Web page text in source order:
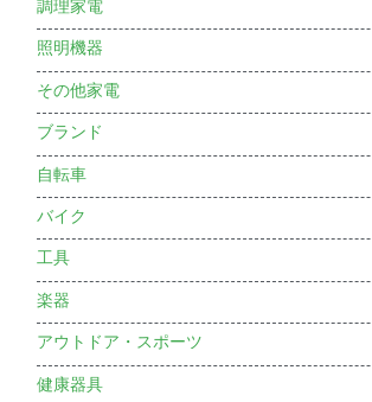
調理家電
照明機器
その他家電
ブランド
自転車
バイク
工具
楽器
アウトドア・スポーツ
健康器具